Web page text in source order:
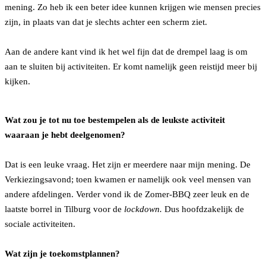
mening. Zo heb ik een beter idee kunnen krijgen wie mensen precies
zijn, in plaats van dat je slechts achter een scherm ziet.
Aan de andere kant vind ik het wel fijn dat de drempel laag is om
aan te sluiten bij activiteiten. Er komt namelijk geen reistijd meer bij
kijken.
Wat zou je tot nu toe bestempelen als de leukste activiteit
waaraan je hebt deelgenomen?
Dat is een leuke vraag. Het zijn er meerdere naar mijn mening. De
Verkiezingsavond; toen kwamen er namelijk ook veel mensen van
andere afdelingen. Verder vond ik de Zomer-BBQ zeer leuk en de
laatste borrel in Tilburg voor de lockdown. Dus hoofdzakelijk de
sociale activiteiten.
Wat zijn je toekomstplannen?